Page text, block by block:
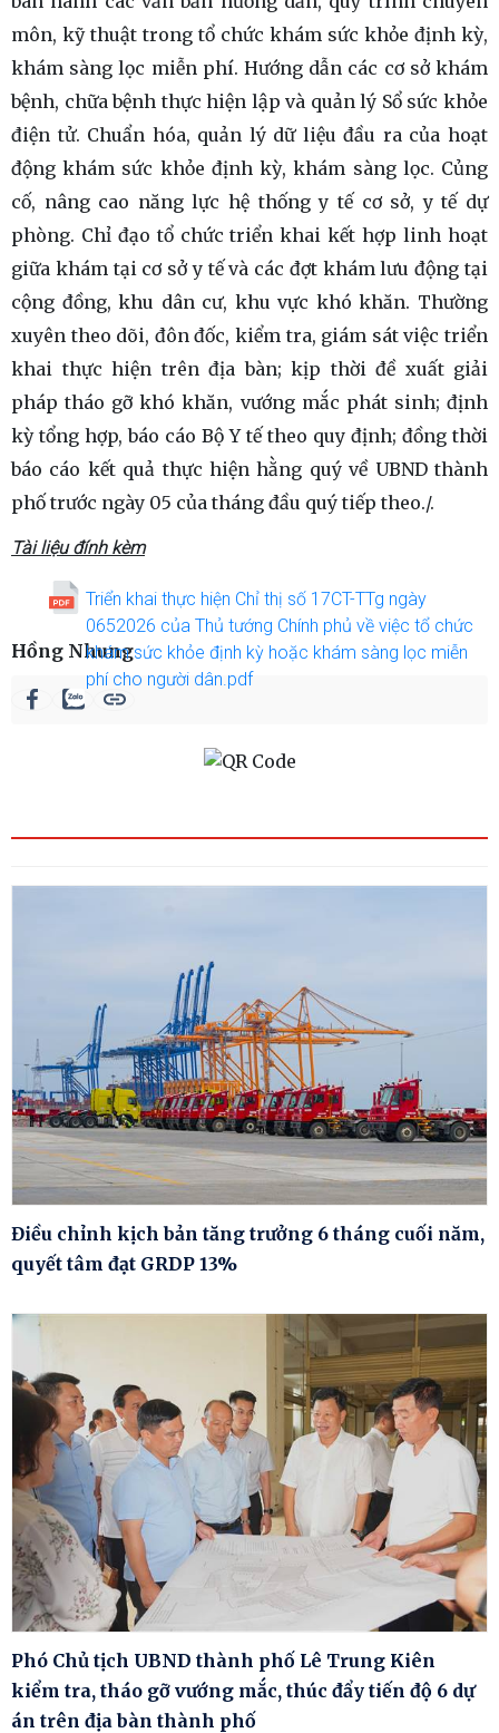
môn, kỹ thuật trong tổ chức khám sức khỏe định kỳ,
khám sàng lọc miễn phí. Hướng dẫn các cơ sở khám
bệnh, chữa bệnh thực hiện lập và quản lý Sổ sức khỏe
điện tử. Chuẩn hóa, quản lý dữ liệu đầu ra của hoạt
động khám sức khỏe định kỳ, khám sàng lọc. Củng
cố, nâng cao năng lực hệ thống y tế cơ sở, y tế dự
phòng. Chỉ đạo tổ chức triển khai kết hợp linh hoạt
giữa khám tại cơ sở y tế và các đợt khám lưu động tại
cộng đồng, khu dân cư, khu vực khó khăn. Thường
xuyên theo dõi, đôn đốc, kiểm tra, giám sát việc triển
khai thực hiện trên địa bàn; kịp thời đề xuất giải
pháp tháo gỡ khó khăn, vướng mắc phát sinh; định
kỳ tổng hợp, báo cáo Bộ Y tế theo quy định; đồng thời
báo cáo kết quả thực hiện hằng quý về UBND thành
phố trước ngày 05 của tháng đầu quý tiếp theo./.
Tài liệu đính kèm
Triển khai thực hiện Chỉ thị số 17CT-TTg ngày
0652026 của Thủ tướng Chính phủ về việc tổ chức
khám sức khỏe định kỳ hoặc khám sàng lọc miễn
phí cho người dân.pdf
Hồng Nhung
Điều chỉnh kịch bản tăng trưởng 6 tháng cuối năm,
quyết tâm đạt GRDP 13%
Phó Chủ tịch UBND thành phố Lê Trung Kiên
kiểm tra, tháo gỡ vướng mắc, thúc đẩy tiến độ 6 dự
án trên địa bàn thành phố